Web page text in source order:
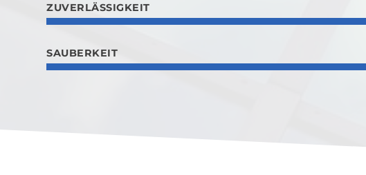
ZUVERLÄSSIGKEIT
SAUBERKEIT